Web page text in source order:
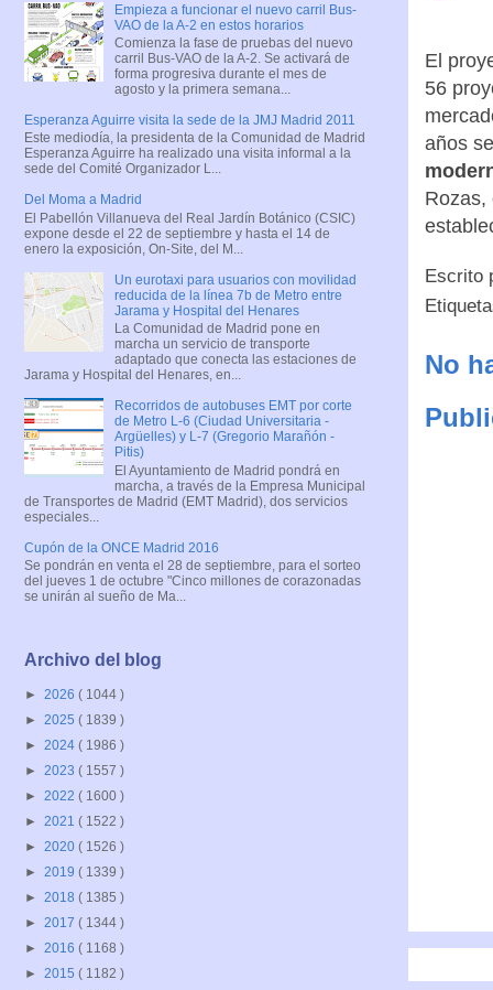
El
56
años
Rozas,
Escrito
No
Empieza a funcionar el nuevo carril Bus-
VAO de la A-2 en estos horarios
Comienza la fase de pruebas del nuevo
carril Bus-VAO de la A-2. Se activará de
forma progresiva durante el mes de
agosto y la primera semana...
Esperanza Aguirre visita la sede de la JMJ Madrid 2011
Este mediodía, la presidenta de la Comunidad de Madrid
Esperanza Aguirre ha realizado una visita informal a la
sede del Comité Organizador L...
Del Moma a Madrid
El Pabellón Villanueva del Real Jardín Botánico (CSIC)
expone desde el 22 de septiembre y hasta el 14 de
enero la exposición, On-Site, del M...
Un eurotaxi para usuarios con movilidad
reducida de la línea 7b de Metro entre
Jarama y Hospital del Henares
La Comunidad de Madrid pone en
marcha un servicio de transporte
adaptado que conecta las estaciones de
Jarama y Hospital del Henares, en...
Recorridos de autobuses EMT por corte
de Metro L-6 (Ciudad Universitaria -
Argüelles) y L-7 (Gregorio Marañón -
Pitis)
El Ayuntamiento de Madrid pondrá en
marcha, a través de la Empresa Municipal
de Transportes de Madrid (EMT Madrid), dos servicios
especiales...
Cupón de la ONCE Madrid 2016
Se pondrán en venta el 28 de septiembre, para el sorteo
del jueves 1 de octubre "Cinco millones de corazonadas
se unirán al sueño de Ma...
Archivo del blog
► 2026 ( 1044 )
► 2025 ( 1839 )
► 2024 ( 1986 )
► 2023 ( 1557 )
► 2022 ( 1600 )
► 2021 ( 1522 )
► 2020 ( 1526 )
► 2019 ( 1339 )
► 2018 ( 1385 )
► 2017 ( 1344 )
► 2016 ( 1168 )
► 2015 ( 1182 )